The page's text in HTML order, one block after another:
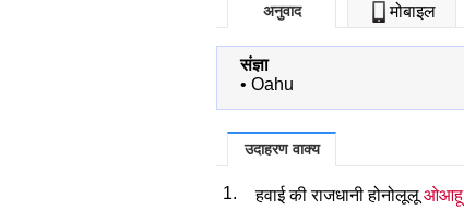
अनुवाद मोबाइल
संज्ञा
• Oahu
उदाहरण वाक्य
1. हवाई की राजधानी होनोलूलू ओआहू